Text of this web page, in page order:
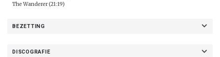
The Wanderer (21:19)
BEZETTING
DISCOGRAFIE